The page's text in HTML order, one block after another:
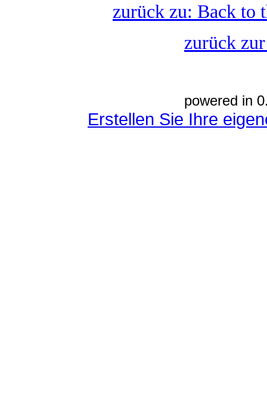
zurück zu: Back to
zurück
powered in
Erstellen Sie Ihre